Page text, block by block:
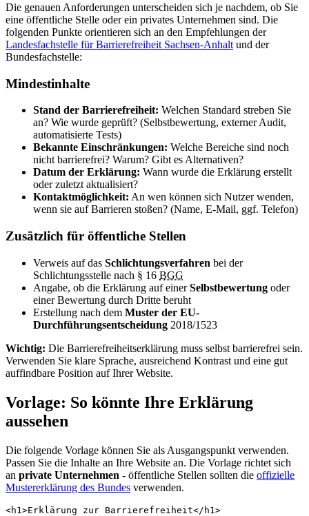
Die genauen Anforderungen unterscheiden sich je nachdem, ob Sie
eine öffentliche Stelle oder ein privates Unternehmen sind. Die
folgenden Punkte orientieren sich an den Empfehlungen der
Landesfachstelle für Barrierefreiheit Sachsen-Anhalt und der
Bundesfachstelle:
Mindestinhalte
Stand der Barrierefreiheit: Welchen Standard streben Sie
an? Wie wurde geprüft? (Selbstbewertung, externer Audit,
automatisierte Tests)
Bekannte Einschränkungen: Welche Bereiche sind noch
nicht barrierefrei? Warum? Gibt es Alternativen?
Datum der Erklärung: Wann wurde die Erklärung erstellt
oder zuletzt aktualisiert?
Kontaktmöglichkeit: An wen können sich Nutzer wenden,
wenn sie auf Barrieren stoßen? (Name, E-Mail, ggf. Telefon)
Zusätzlich für öffentliche Stellen
Verweis auf das Schlichtungsverfahren bei der
Schlichtungsstelle nach § 16 BGG
Angabe, ob die Erklärung auf einerSelbstbewertung oder
einer Bewertung durch Dritte beruht
Erstellung nach dem Muster der EU-
Durchführungsentscheidung 2018/1523
Wichtig: Die Barrierefreiheitserklärung muss selbst barrierefrei sein.
Verwenden Sie klare Sprache, ausreichend Kontrast und eine gut
auffindbare Position auf Ihrer Website.
Vorlage: So könnte Ihre Erklärung
aussehen
Die folgende Vorlage können Sie als Ausgangspunkt verwenden.
Passen Sie die Inhalte an Ihre Website an. Die Vorlage richtet sich
an private Unternehmen - öffentliche Stellen sollten die offizielle
Mustererklärung des Bundes verwenden.
<h1>Erklärung zur Barrierefreiheit</h1>